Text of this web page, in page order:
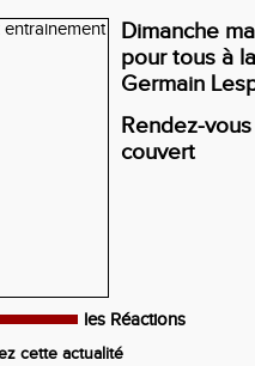
Dimanche
pour tous à
Germain
Rendez-
couvert
les Réactions
cette actualité